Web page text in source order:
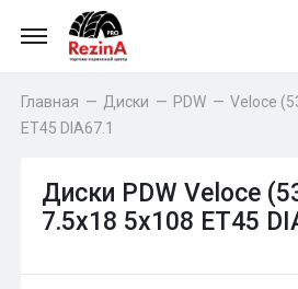
Главная — Диски — PDW — Veloce
ET45 DIA67.1
Диски PDW Veloce
7.5x18 5x108 ET45